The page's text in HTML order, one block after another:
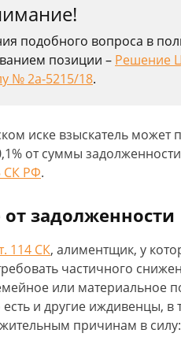
подобного вопроса в
позиции – Решение
№ 2а-5215/18.
иске взыскатель может
от суммы
СК РФ.
задолженности
114 СК, алиментщик, у
частичного
или материальное
и другие иждивенцы,
причинам в силу: